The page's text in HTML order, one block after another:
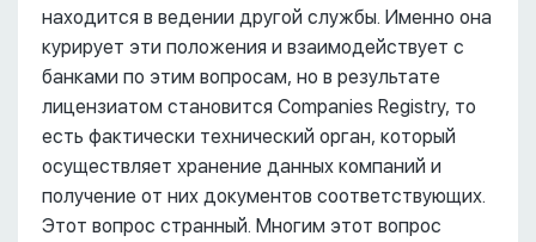
находится в ведении другой службы. Именно она
курирует эти положения и взаимодействует с
банками по этим вопросам, но в результате
лицензиатом становится Companies Registry, то
есть фактически технический орган, который
осуществляет хранение данных компаний и
получение от них документов соответствующих.
Этот вопрос странный. Многим этот вопрос